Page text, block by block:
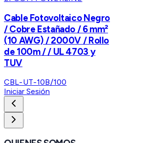
Cable Fotovoltaico Negro
/ Cobre Estañado / 6 mm²
(10 AWG) / 2000V / Rollo
de 100m / / UL 4703 y
TUV
CBL-UT-10B/100
Iniciar Sesión